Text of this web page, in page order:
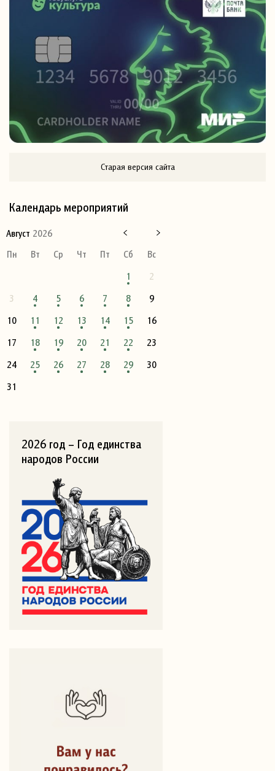
Старая версия сайта
Календарь мероприятий
Август 2026
Пн
Вт Ср Чт Пт Сб
Вс
1
2
3
4 5 6 7 8
9
10
11 12 13 14 15
16
17
18 19 20 21 22
23
24
25 26 27 28 29
30
31
2026 год – Год единства
народов России